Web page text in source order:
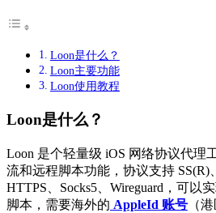
Loon是什么？
Loon主要功能
Loon使用教程
Loon是什么？
Loon 是个轻量级 iOS 网络协议代理
流和远程脚本功能，协议支持 SS(R)
HTTPS、Socks5、Wireguard，可以
脚本，需要海外的 AppleId 账号 （